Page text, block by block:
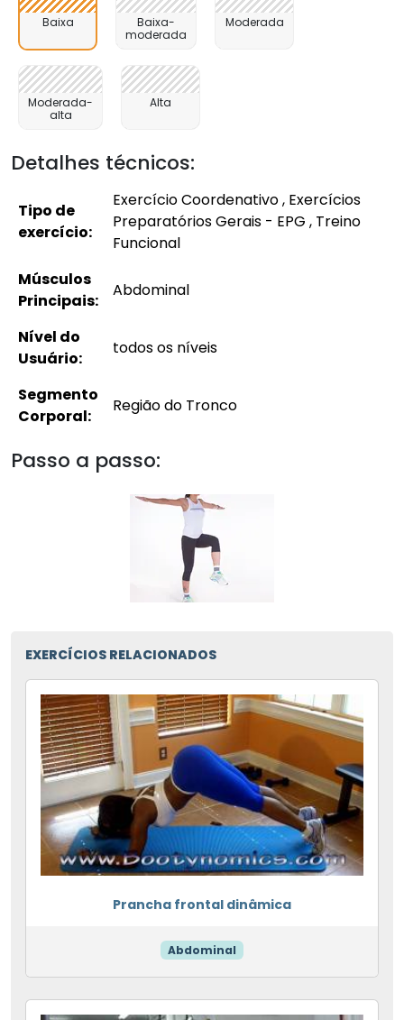
Baixa
Baixa-
moderada
Moderada
Moderada-
alta
Alta
Detalhes técnicos:
Tipo de
exercício:
Exercício Coordenativo , Exercícios
Preparatórios Gerais - EPG , Treino
Funcional
Músculos
Principais:
Abdominal
Nível do
Usuário:
todos os níveis
Segmento
Corporal:
Região do Tronco
Passo a passo:
EXERCÍCIOS RELACIONADOS
Prancha frontal dinâmica
Abdominal